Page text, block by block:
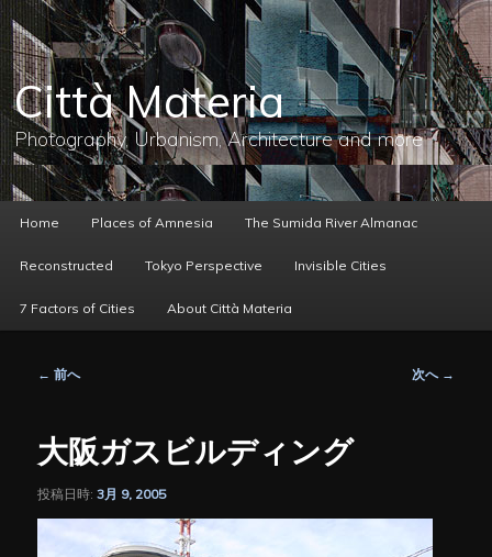
メ
イ
ン
コ
ン
テ
ン
へ
移
動
Città Materia
Photography, Urbanism, Architecture and more
ー
Home Places of Amnesia The Sumida River Almanac
Reconstructed Tokyo Perspective Invisible Cities
7 Factors of Cities About Città Materia
ビ
ゲ
シ
ョ
← 前へ 次へ →
大阪ガスビルディング
投稿日時:3月 9, 2005